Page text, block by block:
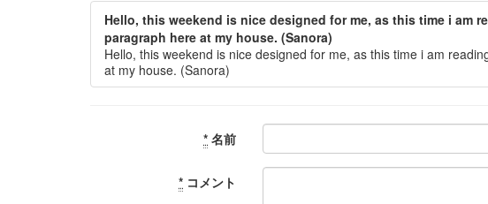
Hello, this weekend is nice designed for me, as this time i am
paragraph here at my house. (Sanora)
Hello, this weekend is nice designed for me, as this time i am
at my house. (Sanora)
* 名前
* コメント